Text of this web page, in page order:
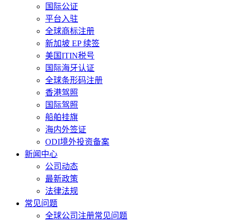
国际公证
平台入驻
全球商标注册
新加坡 EP 续签
美国ITIN税号
国际海牙认证
全球条形码注册
香港驾照
国际驾照
船舶挂旗
海内外签证
ODI境外投资备案
新闻中心
公司动态
最新政策
法律法规
常见问题
全球公司注册常见问题